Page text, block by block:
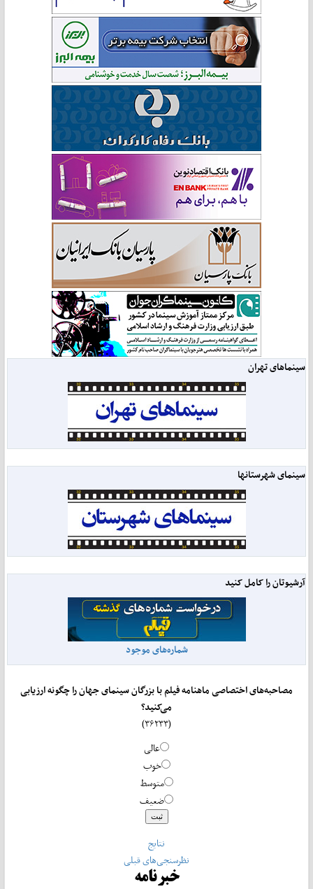
سینماهای تهران
سینمای شهرستانها
آرشیوتان را کامل کنید
شماره‌های موجود
مصاحبه‌های اختصاصی ماهنامه فیلم با بزرگان سینمای جهان را چگونه ارزیابی
می‌کنید؟
عالی
خوب
متوسط
ضعیف
نتایج
نظرسنجی‌های قبلی
خبرنامه